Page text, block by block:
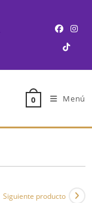
0 Menú
Siguiente producto